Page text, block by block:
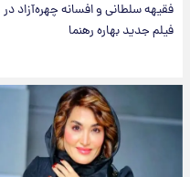
فقیهه سلطانی و افسانه چهره‌آزاد در
فیلم جدید بهاره رهنما